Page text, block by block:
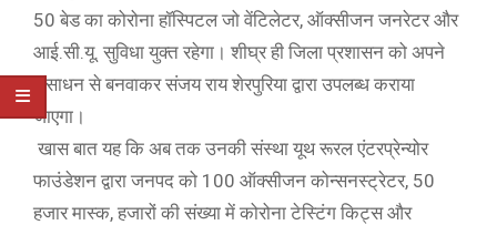
50 बेड का कोरोना हॉस्पिटल जो वेंटिलेटर, ऑक्सीजन जनरेटर और
आई.सी.यू. सुविधा युक्त रहेगा। शीघ्र ही जिला प्रशासन को अपने
संसाधन से बनवाकर संजय राय शेरपुरिया द्वारा उपलब्ध कराया
जाएगा।
खास बात यह कि अब तक उनकी संस्था यूथ रूरल एंटरप्रेन्योर
फाउंडेशन द्वारा जनपद को 100 ऑक्सीजन कोन्सनस्ट्रेटर, 50
हजार मास्क, हजारों की संख्या में कोरोना टेस्टिंग किट्स और